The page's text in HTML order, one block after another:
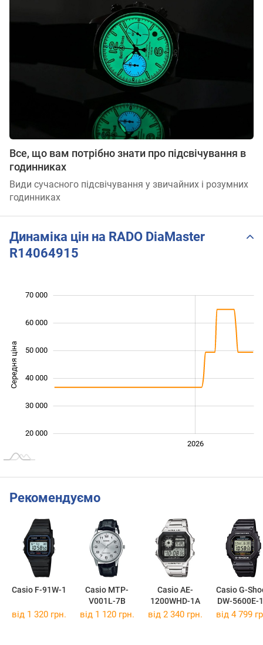
Все, що вам потрібно знати про підсвічування в
годинниках
Види сучасного підсвічування у звичайних і розумних
годинниках
Динаміка цін на RADO DiaMaster
R14064915
Середня ціна
20 000
30 000
40 000
50 000
60 000
70 000
2026
Рекомендуємо
Casio F-91W-1
Casio MTP-
V001L-7B
Casio AE-
1200WHD-1A
Casio G-
DW-5600E-
від 1 320 грн. від 1 120 грн. від 2 340 грн. від 4 799